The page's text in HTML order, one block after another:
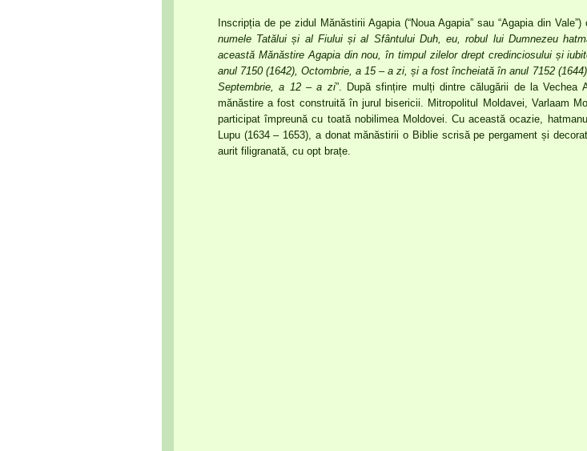
Inscripția de pe zidul Mănăstirii Agapia (“Noua Agapia” sau “Agapia din
numele Tatălui și al Fiului și al Sfântului Duh, eu, robul lui Dumnezeu
această Mănăstire Agapia din nou, în timpul zilelor drept credinciosului și
anul 7150 (1642), Octombrie, a 15 – a zi, și a fost încheiată în anul 7152
Septembrie, a 12 – a zi”. După sfințire mulți dintre călugării de la
mănăstire a fost construită în jurul bisericii. Mitropolitul Moldavei, Varlaam
participat împreună cu toată nobilimea Moldovei. Cu această ocazie,
Lupu (1634 – 1653), a donat mănăstirii o Biblie scrisă pe pergament și
aurit filigranată, cu opt brațe.